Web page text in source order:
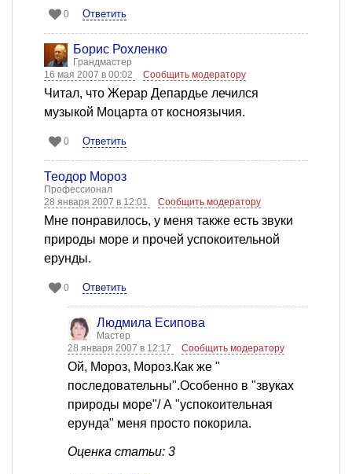
0 Ответить
Борис Рохленко
Грандмастер
16 мая 2007 в 00:02
Сообщить модератору
Читал, что Жерар Депардье лечился
музыкой Моцарта от косноязычия.
0 Ответить
Теодор Мороз
Профессионал
28 января 2007 в 12:01
Сообщить модератору
Мне понравилось, у меня также есть звуки
природы море и прочей успокоительной
ерунды.
0 Ответить
Людмила Есипова
Мастер
28 января 2007 в 12:17
Сообщить модератору
Ой, Мороз, Мороз.Как же "
последовательны".Особенно в "звуках
природы море"/ А "успокоительная
ерунда" меня просто покорила.
Оценка статьи: 3